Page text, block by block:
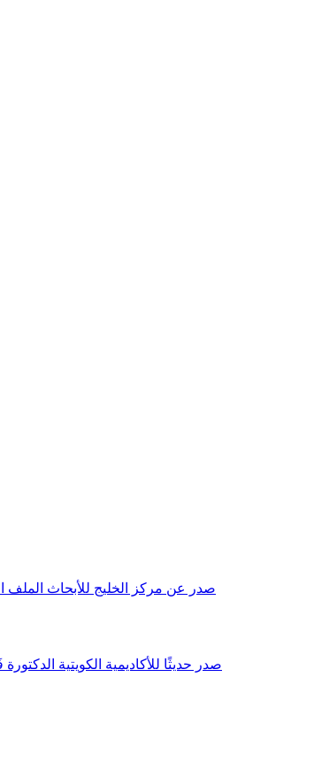
صدر عن مركز الخليج للأبحاث الملف الاستراتيجي السنوي مع بداية عام 2026م، باللغتين العربية
صدر حديثًا للأكاديمية الكويتية